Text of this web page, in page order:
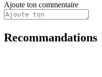
Ajoute ton commentaire
Recommandations